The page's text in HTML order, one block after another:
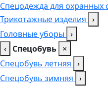
Спецодежда для охранных
Трикотажные изделия ›
Головные уборы ›
‹ Спецобувь ×
Спецобувь летняя ›
Спецобувь зимняя ›